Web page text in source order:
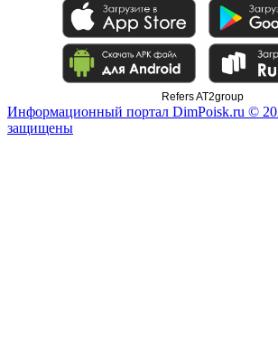
Refers AT2group
Информационный портал DimPoisk.ru ©
защищены